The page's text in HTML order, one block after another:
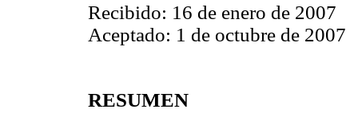
Recibido: 16 de enero de 2007
Aceptado: 1 de octubre de 2007
RESUMEN